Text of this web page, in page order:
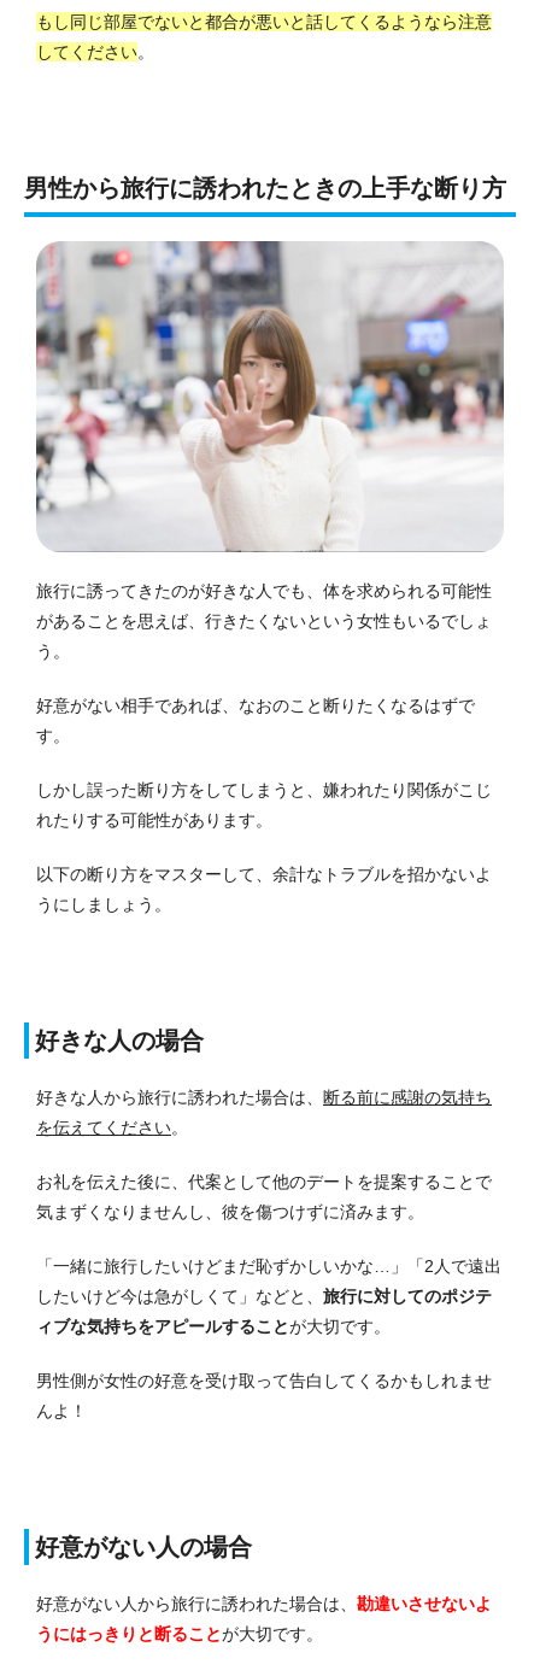
もし同じ部屋でないと都合が悪いと話してくるようなら注意
してください。
男性から旅行に誘われたときの上手な断り方
旅行に誘ってきたのが好きな人でも、体を求められる可能性
があることを思えば、行きたくないという女性もいるでしょ
う。
好意がない相手であれば、なおのこと断りたくなるはずで
す。
しかし誤った断り方をしてしまうと、嫌われたり関係がこじ
れたりする可能性があります。
以下の断り方をマスターして、余計なトラブルを招かないよ
うにしましょう。
好きな人の場合
好きな人から旅行に誘われた場合は、 断る前に感謝の気持ち
を伝えてください。
お礼を伝えた後に、代案として他のデートを提案することで
気まずくなりませんし、彼を傷つけずに済みます。
「一緒に旅行したいけどまだ恥ずかしいかな…」「2人で遠出
したいけど今は急がしくて」などと、 旅行に対してのポジテ
ィブな気持ちをアピールすることが大切です。
男性側が女性の好意を受け取って告白してくるかもしれませ
んよ！
好意がない人の場合
好意がない人から旅行に誘われた場合は、 勘違いさせないよ
うにはっきりと断ることが大切です。